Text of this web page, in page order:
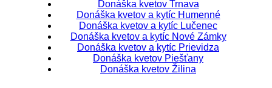
Donáška kvetov Trnava
Donáška kvetov a kytíc Humenné
Donáška kvetov a kytíc Lučenec
Donáška kvetov a kytíc Nové Zámky
Donáška kvetov a kytíc Prievidza
Donáška kvetov Piešťany
Donáška kvetov Žilina